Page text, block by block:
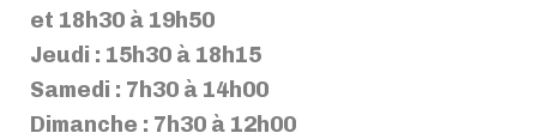
et 18h30 à 19h50
Jeudi : 15h30 à 18h15
Samedi : 7h30 à 14h00
Dimanche : 7h30 à 12h00